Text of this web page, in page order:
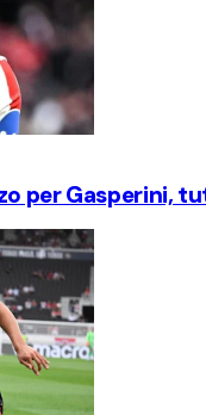
per Gasperini,